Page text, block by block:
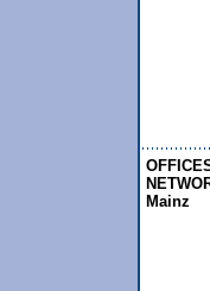
Mainz